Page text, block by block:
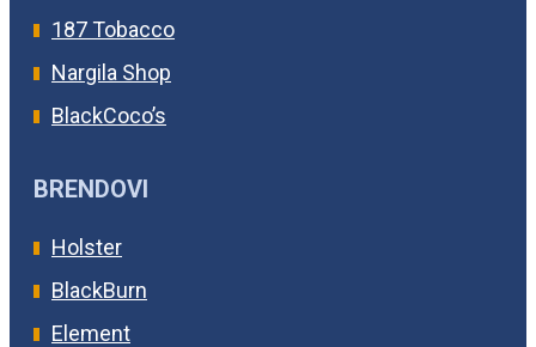
187 Tobacco
Nargila Shop
BlackCoco’s
BRENDOVI
Holster
BlackBurn
Element